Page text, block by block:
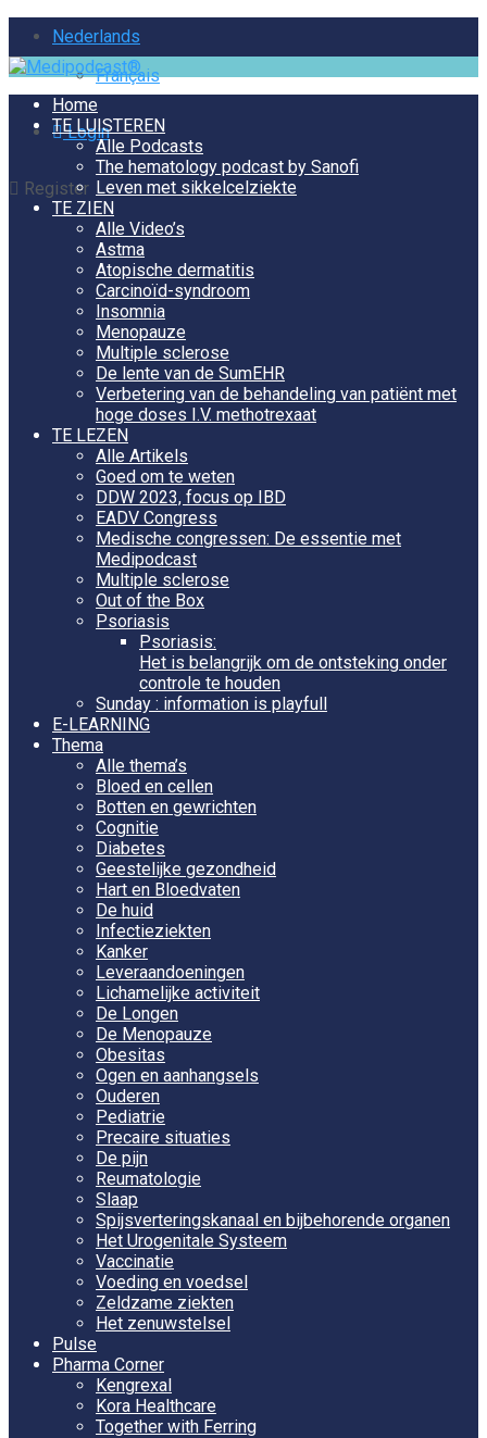
Nederlands
Français
Login
Register
Home
TE LUISTEREN
Alle Podcasts
The hematology podcast by Sanofi
Leven met sikkelcelziekte
TE ZIEN
Alle Video’s
Astma
Atopische dermatitis
Carcinoïd-syndroom
Insomnia
Menopauze
Multiple sclerose
De lente van de SumEHR
Verbetering van de behandeling van patiënt met
hoge doses I.V. methotrexaat
TE LEZEN
Alle Artikels
Goed om te weten
DDW 2023, focus op IBD
EADV Congress
Medische congressen: De essentie met
Medipodcast
Multiple sclerose
Out of the Box
Psoriasis
Psoriasis:
Het is belangrijk om de ontsteking onder
controle te houden
Sunday : information is playfull
E-LEARNING
Thema
Alle thema’s
Bloed en cellen
Botten en gewrichten
Cognitie
Diabetes
Geestelijke gezondheid
Hart en Bloedvaten
De huid
Infectieziekten
Kanker
Leveraandoeningen
Lichamelijke activiteit
De Longen
De Menopauze
Obesitas
Ogen en aanhangsels
Ouderen
Pediatrie
Precaire situaties
De pijn
Reumatologie
Slaap
Spijsverteringskanaal en bijbehorende organen
Het Urogenitale Systeem
Vaccinatie
Voeding en voedsel
Zeldzame ziekten
Het zenuwstelsel
Pulse
Pharma Corner
Kengrexal
Kora Healthcare
Together with Ferring